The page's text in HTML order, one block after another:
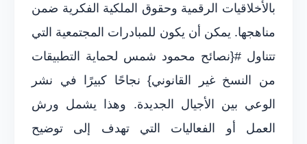
بالأخلاقيات الرقمية وحقوق الملكية الفكرية ضمن
مناهجها. يمكن أن يكون للمبادرات المجتمعية التي
تتناول #{نصائح محمود شمس لحماية التطبيقات
من النسخ غير القانوني} نجاحًا كبيرًا في نشر
الوعي بين الأجيال الجديدة. وهذا يشمل ورش
العمل أو الفعاليات التي تهدف إلى توضيح